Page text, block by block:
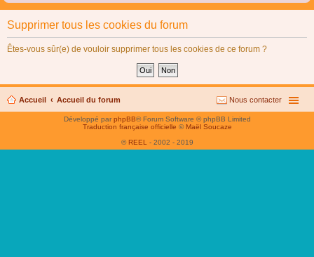
Supprimer tous les cookies du forum
Êtes-vous sûr(e) de vouloir supprimer tous les cookies de ce forum ?
Accueil Accueil du forum Nous contacter
Développé parphpBB® Forum Software © phpBB Limited
Traduction française officielle © Maël Soucaze
© REEL - 2002 - 2019